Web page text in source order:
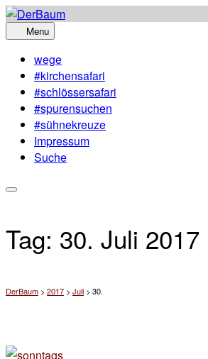
Skip
to
Menu
wege
#kirchensafari
#schlössersafari
#spurensuchen
#sühnekreuze
Impressum
Suche
Tag: 30. Juli 2017
DerBaum > 2017 > Juli > 30.